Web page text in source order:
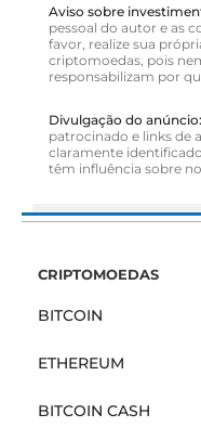
Aviso sobre
pessoal do autor e as
favor, realize sua
criptomoedas, pois
responsabilizam por
Divulgação do anúncio:
patrocinado e links de
claramente
têm influência sobre
CRIPTOMOEDAS
BITCOIN
ETHEREUM
BITCOIN CASH